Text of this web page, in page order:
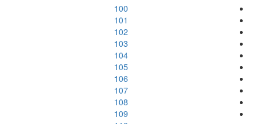
100
101
102
103
104
105
106
107
108
109